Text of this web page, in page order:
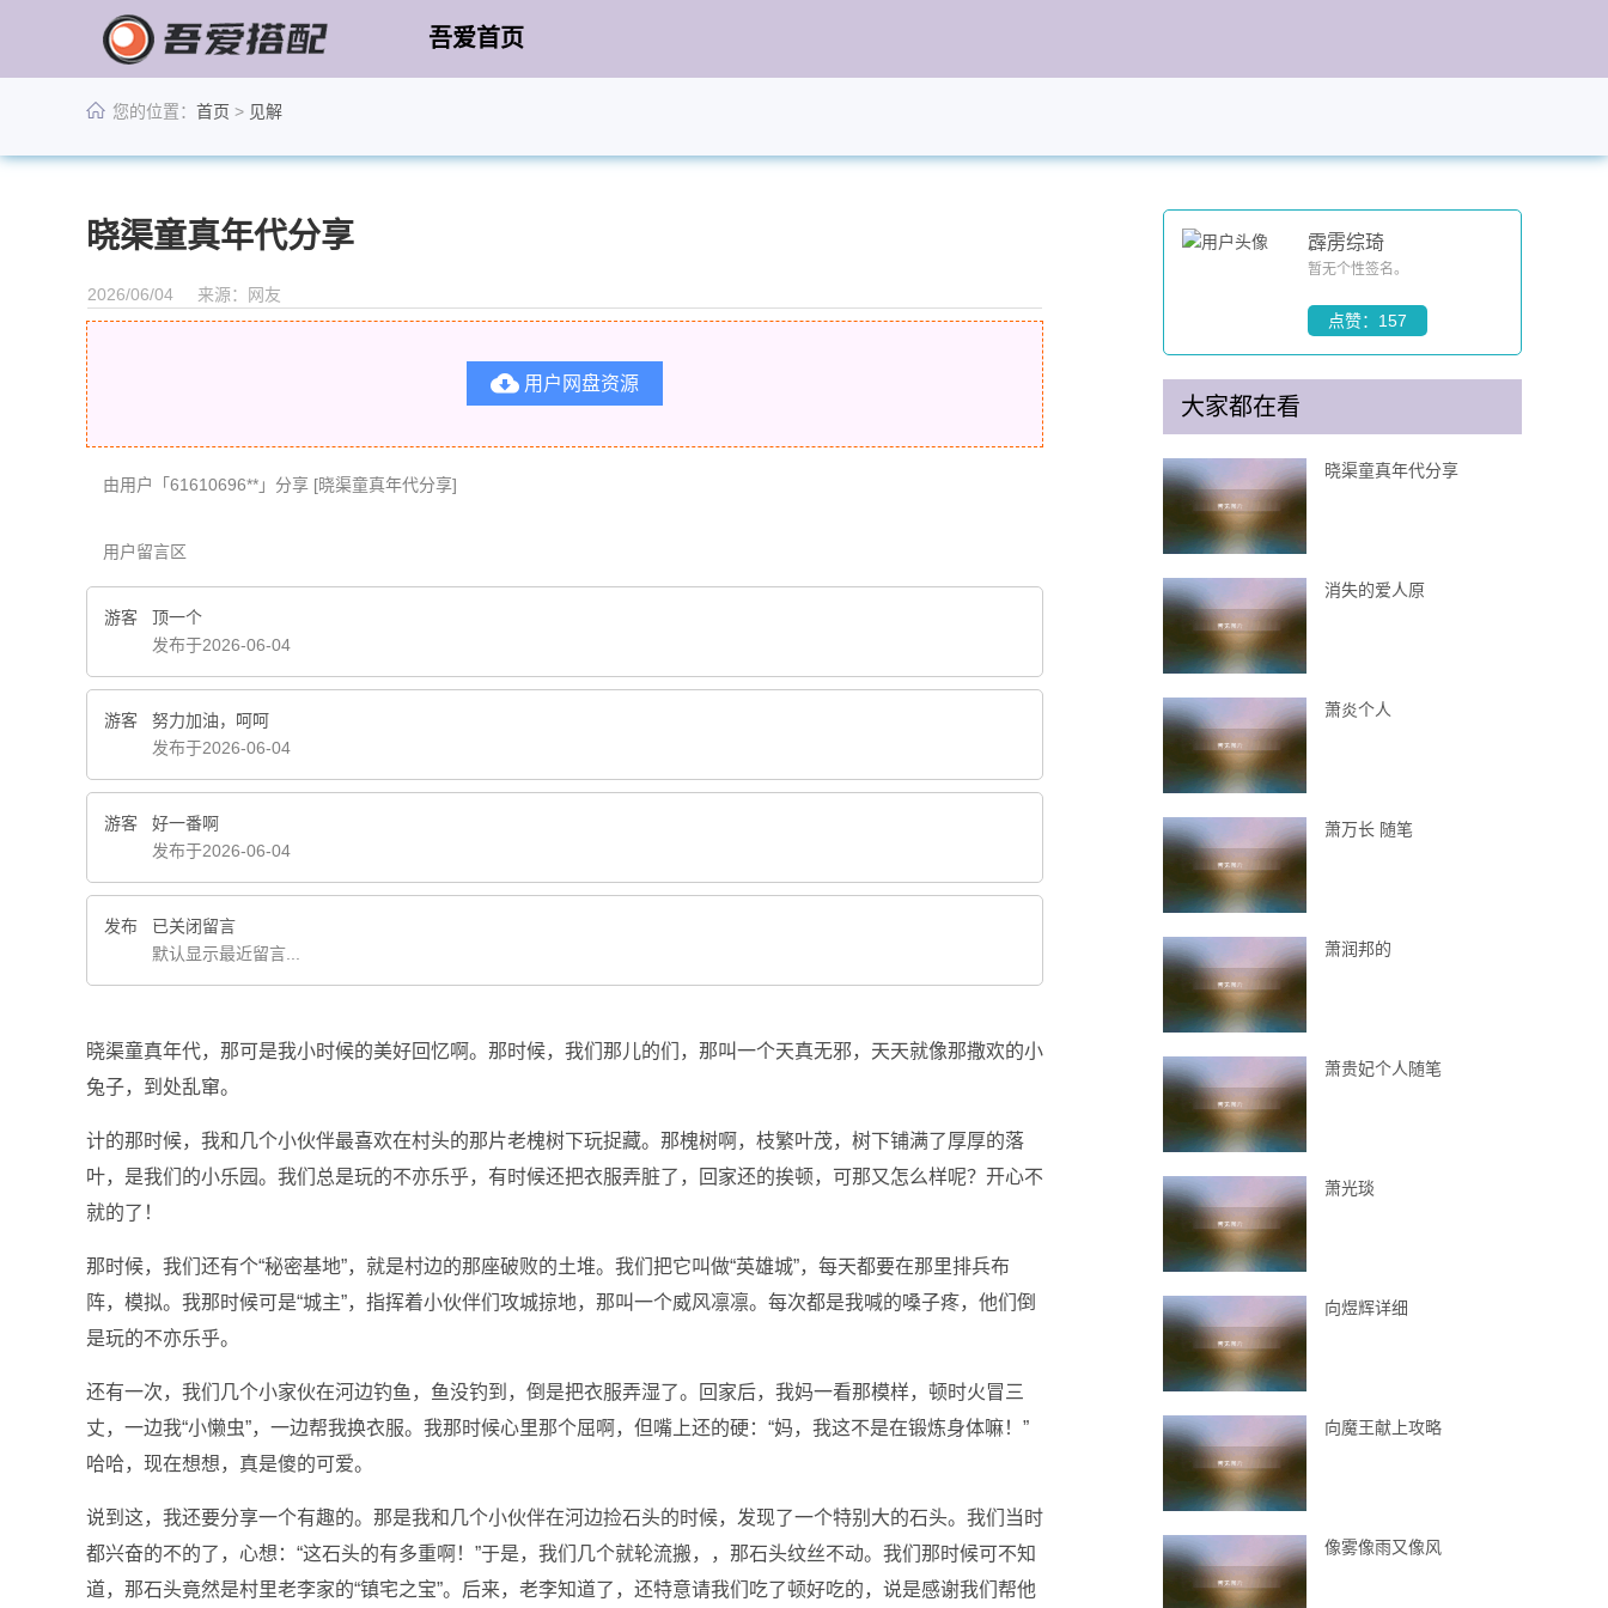
吾爱首页
您的位置： 首页 > 见解
晓渠童真年代分享
2026/06/04 来源：网友
 用户网盘资源
由用户「61610696**」分享 [晓渠童真年代分享]
用户留言区
游客
顶一个
发布于2026-06-04
游客
努力加油，呵呵
发布于2026-06-04
游客
好一番啊
发布于2026-06-04
发布
已关闭留言
默认显示最近留言...
晓渠童真年代，那可是我小时候的美好回忆啊。那时候，我们那儿的们，那叫一个天真无邪，天天就像那撒欢的小
兔子，到处乱窜。
计的那时候，我和几个小伙伴最喜欢在村头的那片老槐树下玩捉藏。那槐树啊，枝繁叶茂，树下铺满了厚厚的落
叶，是我们的小乐园。我们总是玩的不亦乐乎，有时候还把衣服弄脏了，回家还的挨顿，可那又怎么样呢？开心不
就的了！
那时候，我们还有个“秘密基地”，就是村边的那座破败的土堆。我们把它叫做“英雄城”，每天都要在那里排兵布
阵，模拟。我那时候可是“城主”，指挥着小伙伴们攻城掠地，那叫一个威风凛凛。每次都是我喊的嗓子疼，他们倒
是玩的不亦乐乎。
还有一次，我们几个小家伙在河边钓鱼，鱼没钓到，倒是把衣服弄湿了。回家后，我妈一看那模样，顿时火冒三
丈，一边我“小懒虫”，一边帮我换衣服。我那时候心里那个屈啊，但嘴上还的硬：“妈，我这不是在锻炼身体嘛！”
哈哈，现在想想，真是傻的可爱。
说到这，我还要分享一个有趣的。那是我和几个小伙伴在河边捡石头的时候，发现了一个特别大的石头。我们当时
都兴奋的不的了，心想：“这石头的有多重啊！”于是，我们几个就轮流搬，，那石头纹丝不动。我们那时候可不知
道，那石头竟然是村里老李家的“镇宅之宝”。后来，老李知道了，还特意请我们吃了顿好吃的，说是感谢我们帮他
霹雳综琦
暂无个性签名。
点赞：157
大家都在看
晓渠童真年代分享
消失的爱人原
萧炎个人
萧万长 随笔
萧润邦的
萧贵妃个人随笔
萧光琰
向煜辉详细
向魔王献上攻略
像雾像雨又像风